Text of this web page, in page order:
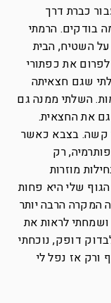
כברת דרך
בודקים. הרמתי
השטיח, הבית
את כפתורי
שגם חצאיתה
השלתי ממנה גם
גם את החצאית.
קשה. בצבא כאשר
רק
מוזרות
שלי היא פחות
המקרה הרבה יותר
לראות את
דופק, נוכחתי
ורק אז נפל לי